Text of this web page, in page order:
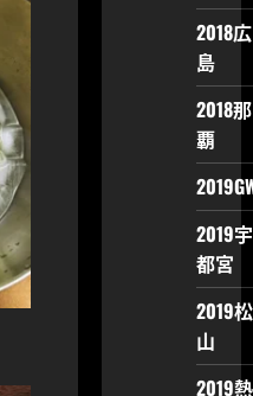
2018広
島
2018那
覇
2019宇
都宮
2019松
山
2019熱